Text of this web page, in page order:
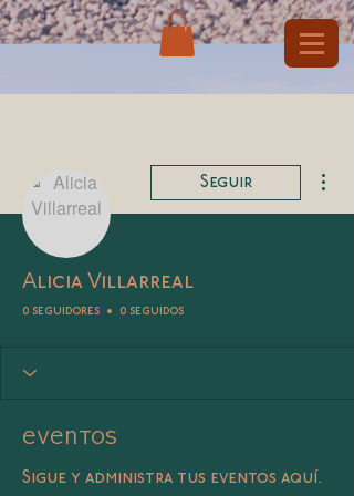
Seguir
Alicia Villarreal
0 seguidores 0 seguidos
Eventos
Sigue y administra tus eventos aquí.